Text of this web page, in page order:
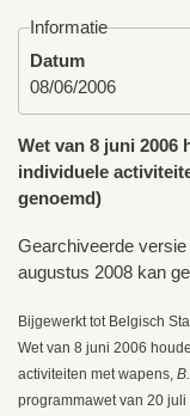
Informatie
Datum
08/06/2006
Wet van 8 juni 2006
individuele
genoemd)
Gearchiveerde
augustus 2008 kan
Bijgewerkt tot Belgisch
Wet van 8 juni 2006
activiteiten met wapens,
programmawet van 20 juli